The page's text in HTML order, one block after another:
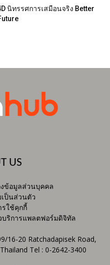
นิทรรศการเสมือนจริง Better
US
ข้อมูลส่วนบุคคล
ป็นส่วนตัว
ใช้คุกกี้
บริการแพลตฟอร์มดิจิทัล
16-20 Ratchadapisek Road,
Tel : 0-2642-3400